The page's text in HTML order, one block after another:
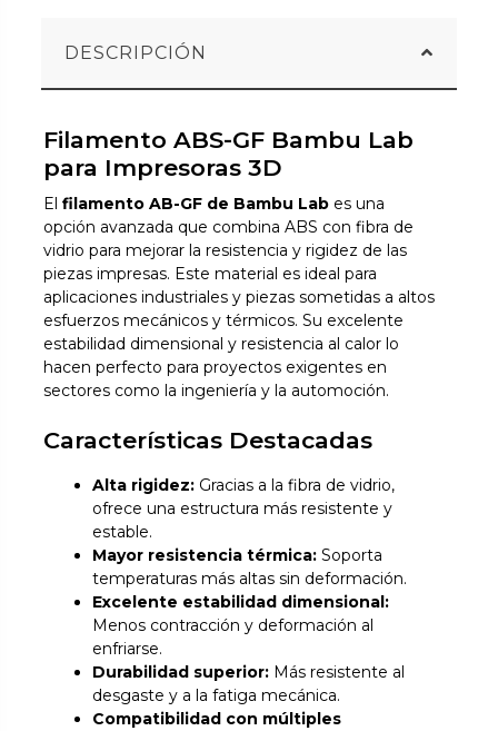
DESCRIPCIÓN
Filamento ABS-GF Bambu Lab
para Impresoras 3D
Elfilamento AB-GF de Bambu Lab es una
opción avanzada que combina ABS con fibra de
vidrio para mejorar la resistencia y rigidez de las
piezas impresas. Este material es ideal para
aplicaciones industriales y piezas sometidas a altos
esfuerzos mecánicos y térmicos. Su excelente
estabilidad dimensional y resistencia al calor lo
hacen perfecto para proyectos exigentes en
sectores como la ingeniería y la automoción.
Características Destacadas
Alta rigidez: Gracias a la fibra de vidrio,
ofrece una estructura más resistente y
estable.
Mayor resistencia térmica: Soporta
temperaturas más altas sin deformación.
Excelente estabilidad dimensional:
Menos contracción y deformación al
enfriarse.
Durabilidad superior: Más resistente al
desgaste y a la fatiga mecánica.
Compatibilidad con múltiples